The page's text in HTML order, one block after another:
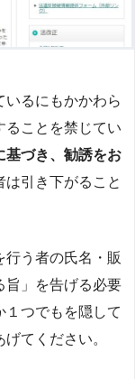
いるにもかかわら
ることを禁じてい
基づき、勧誘をお
は引き下がること
行う者の氏名・販
旨」を告げる必要
１つでもを隠して
てください。